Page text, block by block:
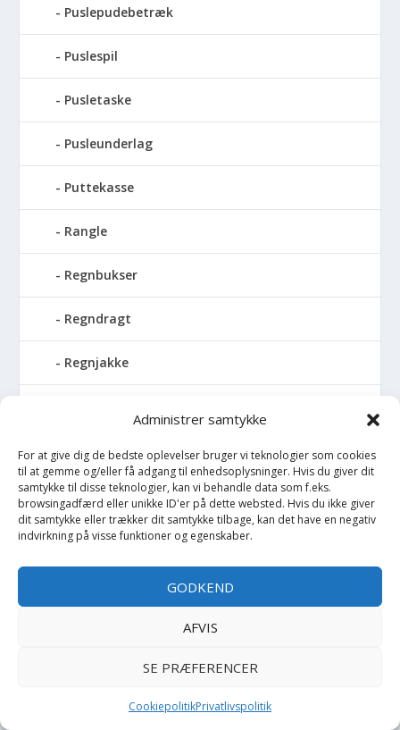
Administrer samtykke
For at give dig de bedste oplevelser bruger vi teknologier som cookies
til at gemme og/eller få adgang til enhedsoplysninger. Hvis du giver dit
samtykke til disse teknologier, kan vi behandle data som f.eks.
browsingadfærd eller unikke ID'er på dette websted. Hvis du ikke giver
dit samtykke eller trækker dit samtykke tilbage, kan det have en negativ
indvirkning på visse funktioner og egenskaber.
GODKEND
AFVIS
SE PRÆFERENCER
CookiepolitikPrivatlivspolitik
Puslepudebetræk
Puslespil
Pusletaske
Pusleunderlag
Puttekasse
Rangle
Regnbukser
Regndragt
Regnjakke
Regntøj
Rulleskøjter
Rygsæk